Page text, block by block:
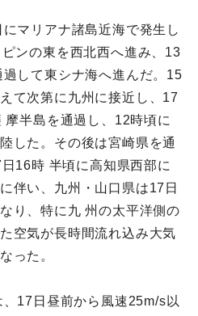
にマリアナ諸島近海で発生し
ンの東を西北西へ進み、13
して東シナ海へ進んだ。15
て次第に九州に接近し、17
摩半島を通過し、12時頃に
した。その後は宮崎県を通
16時 半頃に高知県西部に
伴い、九州・山口県は17日
り、特に九 州の太平洋側の
空気が長時間流れ込み大気
った。
、17日昼前から風速25m/s以